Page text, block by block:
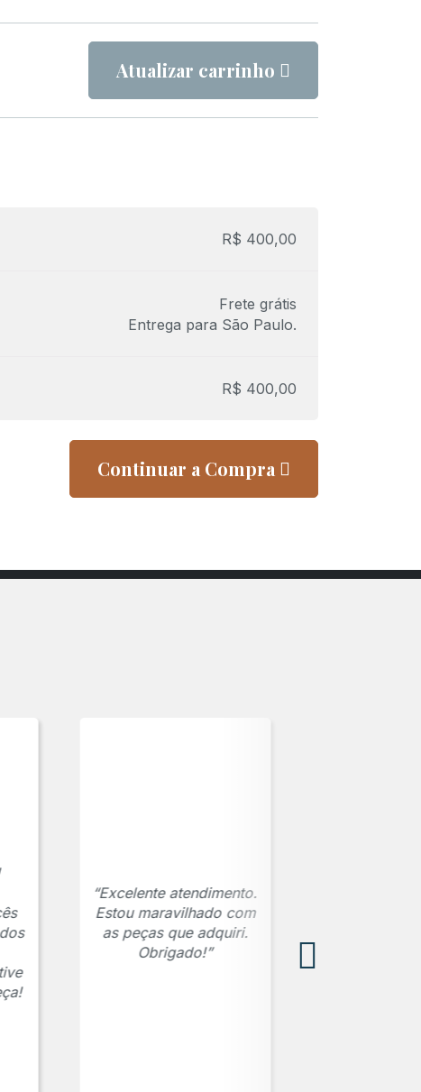
Atualizar carrinho
R$ 400,00
Frete grátis
Entrega para São Paulo.
R$ 400,00
Continuar a Compra
“Excelente atendimento.
Estou maravilhado com
as peças que adquiri.
Obrigado!”